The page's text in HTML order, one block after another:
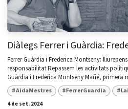
Diàlegs Ferrer i Guàrdia:
Ferrer Guàrdia i Frederica Montseny:
responsabilitat Repassem les activitats
Guàrdia i Frederica Montseny Mañé, primera
#AidaMestres #FerrerGuardia
4 de set. 2024